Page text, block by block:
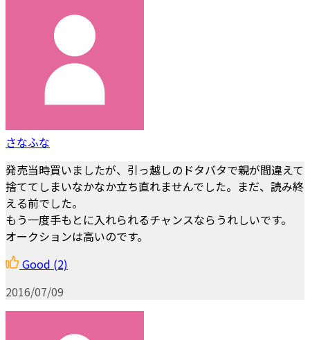
さなふな
発売当時買いましたが、引っ越しのドタバタで親が間違えて
捨ててしまいなかなか立ち直れませんでした。まだ、読み終
える前でした。
もう一度手もとに入れられるチャンスならうれしいです。
オークションは高いのです。
Good (2)
2016/07/09